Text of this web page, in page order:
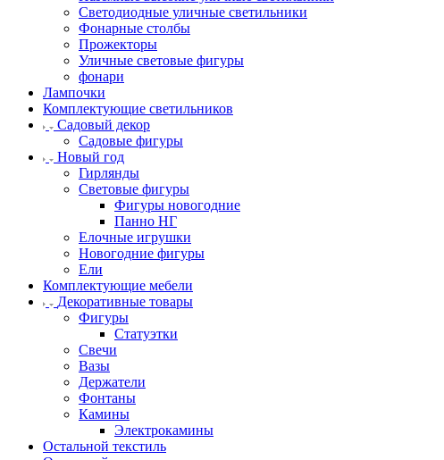
Светодиодные уличные светильники
Фонарные столбы
Прожекторы
Уличные световые фигуры
фонари
Лампочки
Комплектующие светильников
Садовый декор
Садовые фигуры
Новый год
Гирлянды
Световые фигуры
Фигуры новогодние
Панно НГ
Елочные игрушки
Новогодние фигуры
Ели
Комплектующие мебели
Декоративные товары
Фигуры
Статуэтки
Свечи
Вазы
Держатели
Фонтаны
Камины
Электрокамины
Остальной текстиль